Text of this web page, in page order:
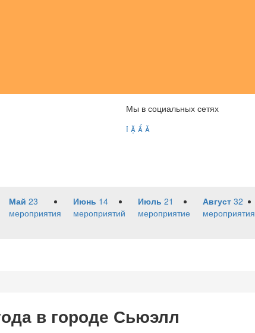
Мы в социальных сетях
   
Май 23
мероприятия
Июнь 14
мероприятий
Июль 21
мероприятие
Август 32
мероприятия
в городе Сьюэлл